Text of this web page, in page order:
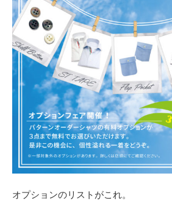
オプションのリストがこれ。